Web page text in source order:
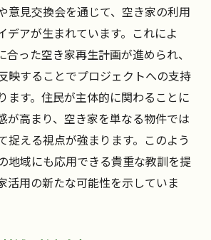
意見交換会を通じて、空き家の利用
デアが生まれています。これによ
合った空き家再生計画が進められ、
映することでプロジェクトへの支持
ます。住民が主体的に関わることに
が高まり、空き家を単なる物件では
捉える視点が強まります。このよう
地域にも応用できる貴重な教訓を提
活用の新たな可能性を示していま